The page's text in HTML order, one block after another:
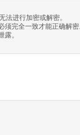
法进行加密或解密。
须完全一致才能正确解
露。